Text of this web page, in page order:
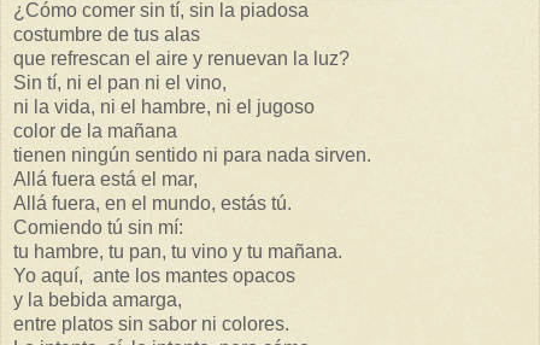
¿Cómo comer sin tí, sin la piadosa
costumbre de tus alas
que refrescan el aire y renuevan la luz?
Sin tí, ni el pan ni el vino,
ni la vida, ni el hambre, ni el jugoso
color de la mañana
tienen ningún sentido ni para nada sirven.
Allá fuera está el mar,
Allá fuera, en el mundo, estás tú.
Comiendo tú sin mí:
tu hambre, tu pan, tu vino y tu mañana.
Yo aquí, ante los mantes opacos
y la bebida amarga,
entre platos sin sabor ni colores.